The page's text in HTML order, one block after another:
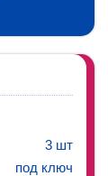
3 шт
под ключ